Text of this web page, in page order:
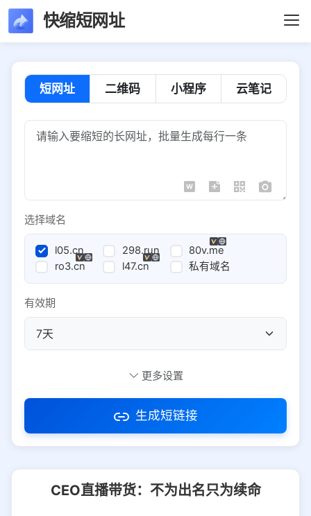
快缩短网址
短网址 二维码 小程序 云笔记
选择域名
l05.cn 298.run
80v.me
ro3.cn
l47.cn 私有域名
有效期
访问密码
更多设置
生成短链接
CEO直播带货：不为出名只为续命